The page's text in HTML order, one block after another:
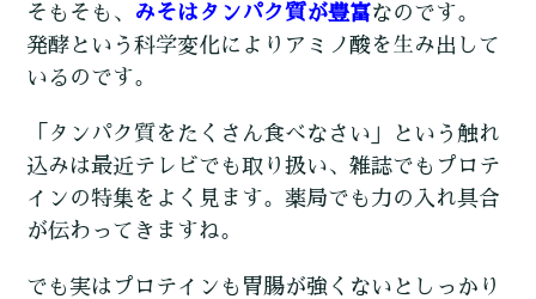
そもそも、 みそはタンパク質が豊富なのです。
発酵という科学変化によりアミノ酸を生み出して
いるのです。
「タンパク質をたくさん食べなさい」という触れ
込みは最近テレビでも取り扱い、雑誌でもプロテ
インの特集をよく見ます。薬局でも力の入れ具合
が伝わってきますね。
でも実はプロテインも胃腸が強くないとしっかり